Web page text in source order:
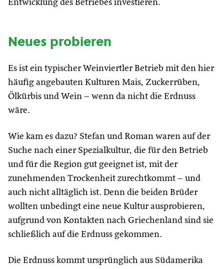
Entwicklung des Betriebes investieren.
Neues probieren
Es ist ein typischer Weinviertler Betrieb mit den hier
häufig angebauten Kulturen Mais, Zuckerrüben,
Ölkürbis und Wein – wenn da nicht die Erdnuss
wäre.
Wie kam es dazu? Stefan und Roman waren auf der
Suche nach einer Spezialkultur, die für den Betrieb
und für die Region gut geeignet ist, mit der
zunehmenden Trockenheit zurechtkommt – und
auch nicht alltäglich ist. Denn die beiden Brüder
wollten unbedingt eine neue Kultur ausprobieren,
aufgrund von Kontakten nach Griechenland sind sie
schließlich auf die Erdnuss gekommen.
Die Erdnuss kommt ursprünglich aus Südamerika